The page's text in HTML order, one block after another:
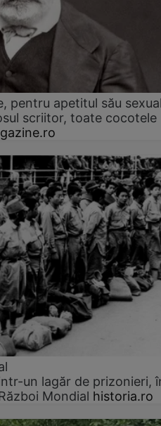
pentru apetitul său
scriitor, toate cocotele
un lagăr de prizonieri,
Mondial historia.ro